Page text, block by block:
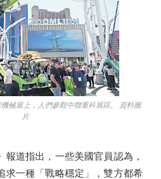
械展上，人們參觀中聯重科展區。 資料圖
片
道指出，一些美國官員認為，
求一種「戰略穩定」，雙方都希